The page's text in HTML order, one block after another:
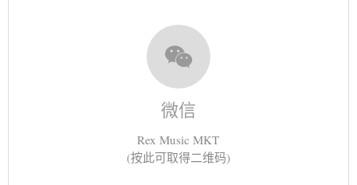
微信
Rex Music MKT
(按此可取得二维码)